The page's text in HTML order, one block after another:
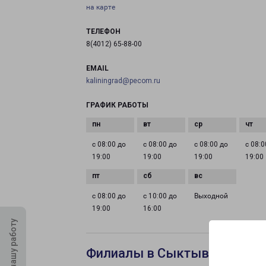
на карте
ТЕЛЕФОН
8(4012) 65-88-00
EMAIL
kaliningrad@pecom.ru
ГРАФИК РАБОТЫ
с 08:00 до
19:00
с 08:00 до
19:00
с 08:00 до
19:00
с
19:00
с 08:00 до
19:00
с 10:00 до
16:00
Выходной
Филиалы в Сыктывкаре